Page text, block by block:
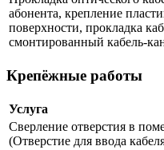
абонента, крепление
поверхности, прокладка
смонтированный кабель-
Крепёжные работы
Услуга
Сверление отверстия в
(Отверстие для ввода